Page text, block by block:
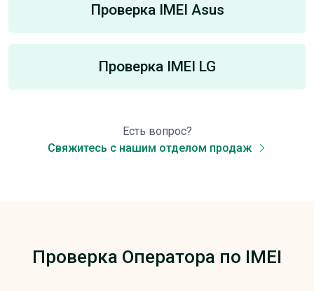
Проверка IMEI Asus
Проверка IMEI LG
Есть вопрос?
Свяжитесь с нашим отделом продаж
Проверка Оператора по IMEI